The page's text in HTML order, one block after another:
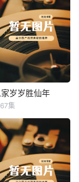
人家岁岁胜仙年
家岁岁胜仙年
集